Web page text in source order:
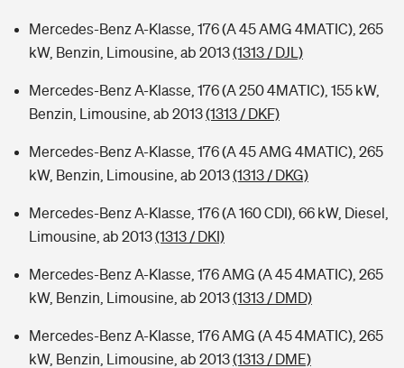
Mercedes-Benz A-Klasse, 176 (A 45 AMG 4MATIC), 265
kW, Benzin, Limousine, ab 2013(1313 / DJL)
Mercedes-Benz A-Klasse, 176 (A 250 4MATIC), 155 kW,
Benzin, Limousine, ab 2013(1313 / DKF)
Mercedes-Benz A-Klasse, 176 (A 45 AMG 4MATIC), 265
kW, Benzin, Limousine, ab 2013(1313 / DKG)
Mercedes-Benz A-Klasse, 176 (A 160 CDI), 66 kW, Diesel,
Limousine, ab 2013(1313 / DKI)
Mercedes-Benz A-Klasse, 176 AMG (A 45 4MATIC), 265
kW, Benzin, Limousine, ab 2013(1313 / DMD)
Mercedes-Benz A-Klasse, 176 AMG (A 45 4MATIC), 265
kW, Benzin, Limousine, ab 2013(1313 / DME)